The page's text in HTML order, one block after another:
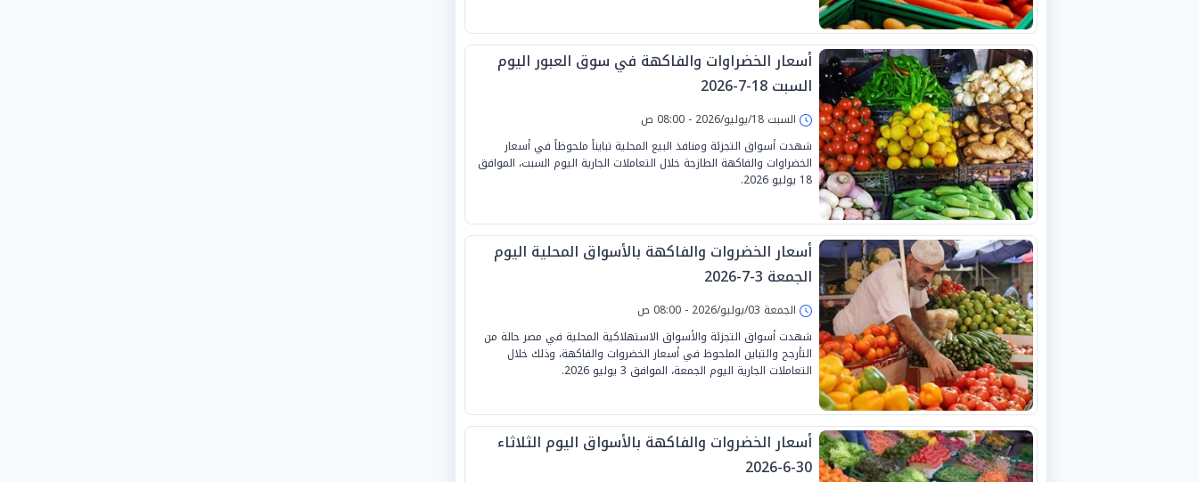
أسعار الخضراوات والفاكهة في سوق العبور اليوم
السبت 18-7-2026
السبت 18/يوليو/2026 - 08:00 ص
شهدت أسواق التجزئة ومنافذ البيع المحلية تبايناً ملحوظاً في أسعار
الخضراوات والفاكهة الطازجة خلال التعاملات الجارية اليوم السبت، الموافق
18 يوليو 2026.
أسعار الخضروات والفاكهة بالأسواق المحلية اليوم
الجمعة 3-7-2026
الجمعة 03/يوليو/2026 - 08:00 ص
شهدت أسواق التجزئة والأسواق الاستهلاكية المحلية في مصر حالة من
التأرجح والتباين الملحوظ في أسعار الخضروات والفاكهة، وذلك خلال
التعاملات الجارية اليوم الجمعة، الموافق 3 يوليو 2026.
أسعار الخضروات والفاكهة بالأسواق اليوم الثلاثاء
30-6-2026